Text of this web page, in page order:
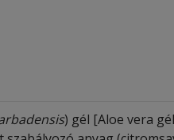
) gél [Aloe vera